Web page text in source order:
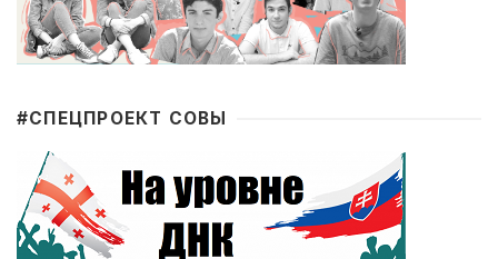
#CПЕЦПРОЕКТ СОВЫ